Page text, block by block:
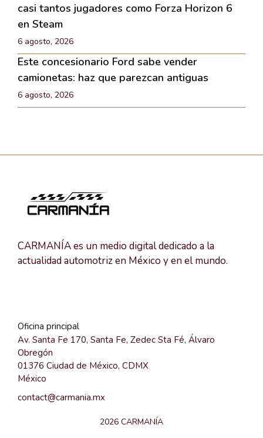
casi tantos jugadores como Forza Horizon 6
en Steam
6 agosto, 2026
Este concesionario Ford sabe vender
camionetas: haz que parezcan antiguas
6 agosto, 2026
CARMANÍA es un medio digital dedicado a la
actualidad automotriz en México y en el mundo.
Oficina principal
Av. Santa Fe 170, Santa Fe, Zedec Sta Fé, Álvaro
Obregón
01376 Ciudad de México, CDMX
México
contact@carmania.mx
2026 CARMANÍA